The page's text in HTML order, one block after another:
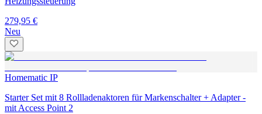
279,95 €
Neu
Homematic IP
Starter Set mit 8 Rollladenaktoren für Markenschalter + Adapter -
mit Access Point 2